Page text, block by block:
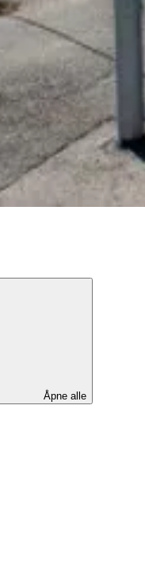
Åpne alle